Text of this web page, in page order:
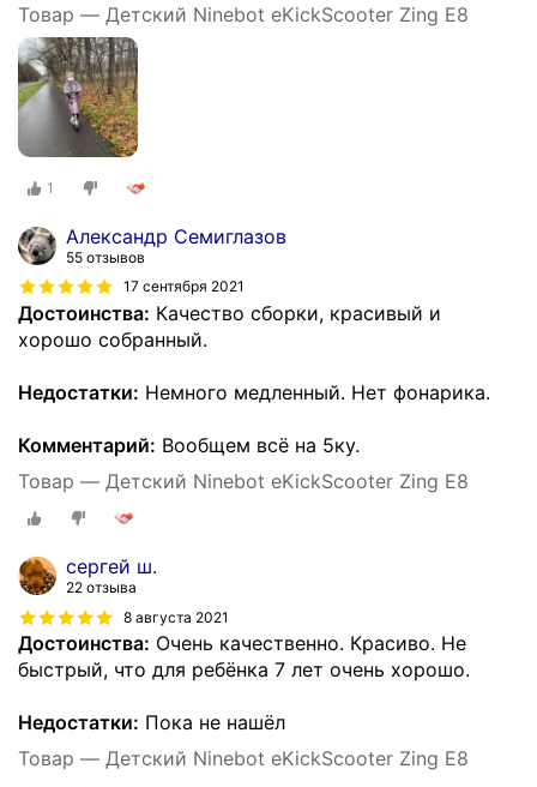
Товар — Детский Ninebot eKickScooter Zing E8
1
Александр Семиглазов
55 отзывов
17 сентября 2021
Достоинства: Качество сборки, красивый и
хорошо собранный.
Недостатки: Немного медленный. Нет фонарика.
Комментарий: Вообщем всё на 5ку.
Товар — Детский Ninebot eKickScooter Zing E8
сергей ш.
22 отзыва
8 августа 2021
Достоинства: Очень качественно. Красиво. Не
быстрый, что для ребёнка 7 лет очень хорошо.
Недостатки: Пока не нашёл
Товар — Детский Ninebot eKickScooter Zing E8